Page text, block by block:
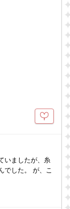
いましたが、糸
でした。 が、こ